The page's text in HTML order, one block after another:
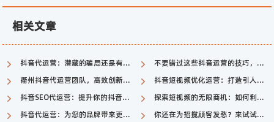
相关文章
抖音代运营：潜藏的骗局还是有潜力的创业机会？
不要错过这些抖音运营的技巧，让你的账号更具有吸引力！
衢州抖音代运营团队，高效创新引爆品牌增长！
抖音短视频优化运营：打造引人注目的内容
抖音SEO代运营：提升你的抖音账号曝光率和粉丝数量
探索短视频的无限商机：如何利用短视频获得更多客户
抖音代运营：为您的品牌带来更多曝光和增长
你还在为招揽顾客发愁？来试试抖音短视频获客吧！